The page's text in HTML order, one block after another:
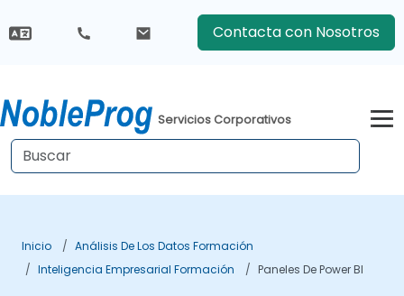
Contacta con Nosotros
Servicios Corporativos
Inicio
Análisis De Los Datos Formación
Inteligencia Empresarial Formación
Paneles De Power BI